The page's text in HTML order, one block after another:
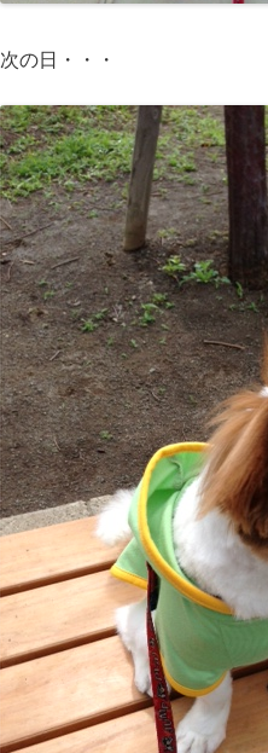
次の日・・・